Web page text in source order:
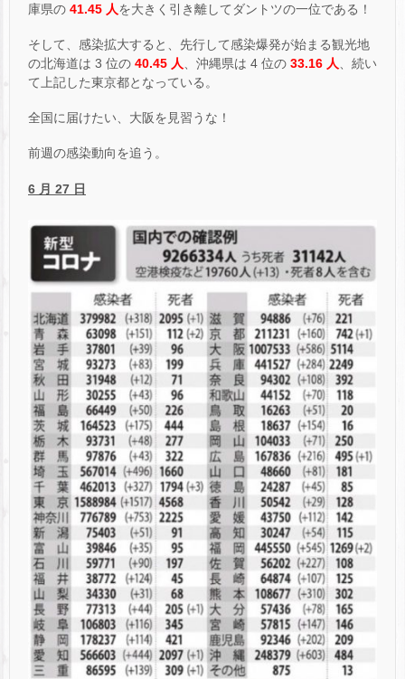
庫県の 41.45 人を大きく引き離してダントツの一位である！
そして、感染拡大すると、先行して感染爆発が始まる観光地
の北海道は 3 位の 40.45 人 、沖縄県は 4 位の 33.16 人
、続い
て上記した東京都となっている。
全国に届けたい、大阪を見習うな！
前週の感染動向を追う。
6 月 27 日